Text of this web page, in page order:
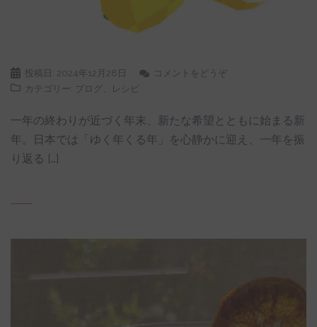
投稿日: 2024年12月28日
コメントをどうぞ
カテゴリー:
ブログ レシピ
一年の終わりが近づく年末、新たな希望とともに始まる新
年。日本では「ゆく年くる年」を心静かに迎え、一年を振
り返る […]